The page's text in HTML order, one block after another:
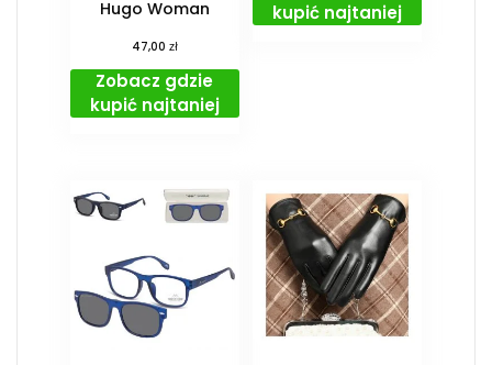
Hugo Woman
47,00 zł
Zobacz gdzie
kupić najtaniej
kupić najtaniej